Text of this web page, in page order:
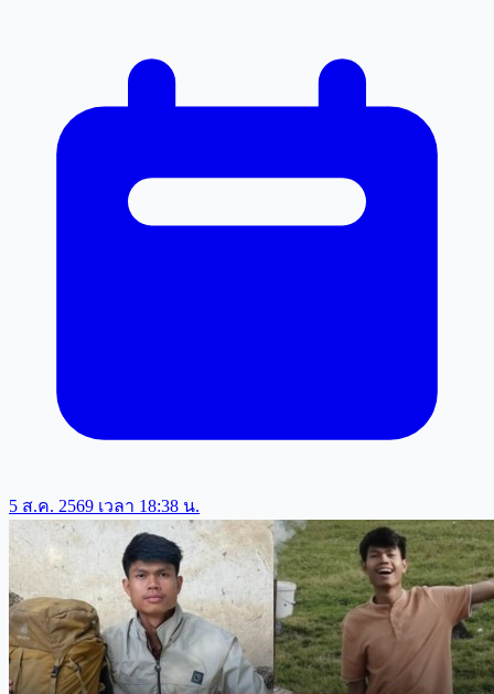
5 ส.ค. 2569 เวลา 18:38 น.